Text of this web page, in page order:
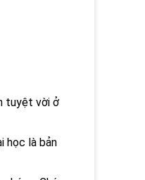
tuyệt vời ở
học là bản